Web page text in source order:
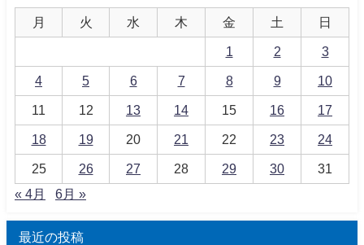
月 火 水 木 金 土 日
1 2 3
4 5 6 7 8 9 10
11 12 13 14 15 16 17
18 19 20 21 22 23 24
25 26 27 28 29 30
31
« 4月
6月 »
最近の投稿